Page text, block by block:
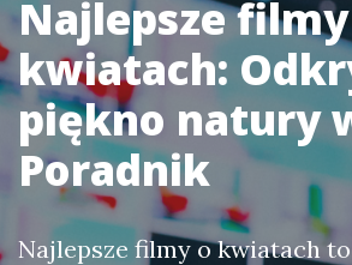
Najlepsze
kwiatach:
piękno natury
Poradnik
Najlepsze filmy o kwiatach to